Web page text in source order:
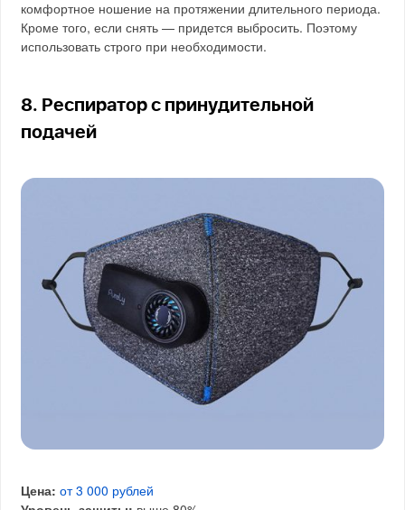
комфортное ношение на протяжении длительного периода.
Кроме того, если снять — придется выбросить. Поэтому
использовать строго при необходимости.
8. Респиратор с принудительной
подачей
Цена: от 3 000 рублей